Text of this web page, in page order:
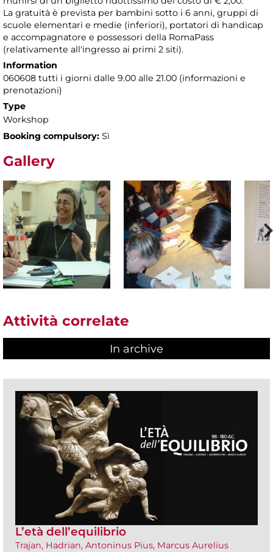
La gratuità è prevista per bambini sotto i 6 anni, gruppi di
scuole elementari e medie (inferiori), portatori di handicap
e accompagnatore e possessori della RomaPass
(relativamente all'ingresso ai primi 2 siti).
Information
060608 tutti i giorni dalle 9.00 alle 21.00 (informazioni e
prenotazioni)
Type
Workshop
Booking compulsory: Sì
Gallery
Attività correlate
In archive
L’età dell’equilibrio
Trajan, Hadrian, Antoninus Pius, Marcus Aurelius